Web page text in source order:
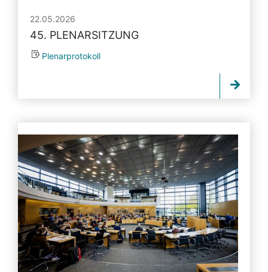
22.05.2026
45. PLENARSITZUNG
Plenarprotokoll